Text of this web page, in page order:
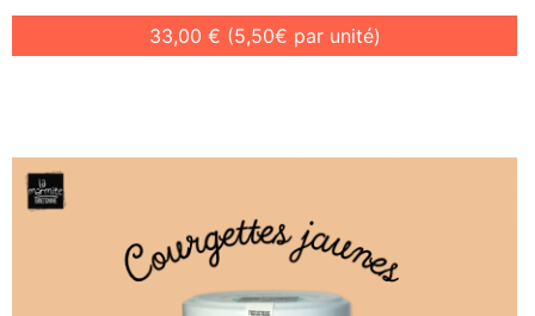
33,00 € (5,50€ par unité)